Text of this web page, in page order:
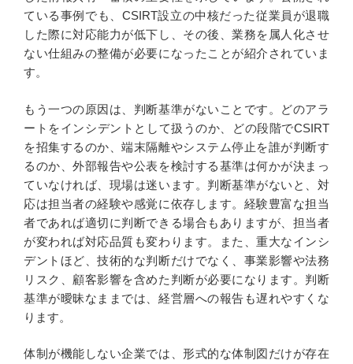
ている事例でも、CSIRT設立の中核だった従業員が退職
した際に対応能力が低下し、その後、業務を属人化させ
ない仕組みの整備が必要になったことが紹介されていま
す。
もう一つの原因は、判断基準がないことです。どのアラ
ートをインシデントとして扱うのか、どの段階でCSIRT
を招集するのか、端末隔離やシステム停止を誰が判断す
るのか、外部報告や公表を検討する基準は何かが決まっ
ていなければ、現場は迷います。判断基準がないと、対
応は担当者の経験や感覚に依存します。経験豊富な担当
者であれば適切に判断できる場合もありますが、担当者
が変われば対応品質も変わります。また、重大なインシ
デントほど、技術的な判断だけでなく、事業影響や法務
リスク、顧客影響を含めた判断が必要になります。判断
基準が曖昧なままでは、経営層への報告も遅れやすくな
ります。
体制が機能しない企業では、形式的な体制図だけが存在